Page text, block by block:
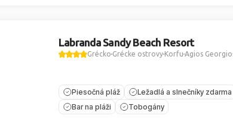
Labranda Sandy Beach Resort
GréckoGrécke ostrovyKorfuAgios
Piesočná pláž Ležadlá a slnečníky zdarma
Bar na pláži
Tobogány